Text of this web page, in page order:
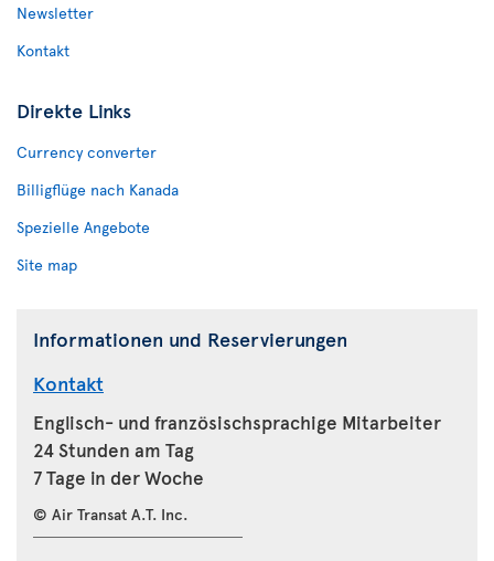
Newsletter
Kontakt
Direkte Links
Currency converter
Billigflüge nach Kanada
Spezielle Angebote
Site map
Informationen und Reservierungen
Kontakt
Englisch- und französischsprachige Mitarbeiter
24 Stunden am Tag
7 Tage in der Woche
© Air Transat A.T. Inc.